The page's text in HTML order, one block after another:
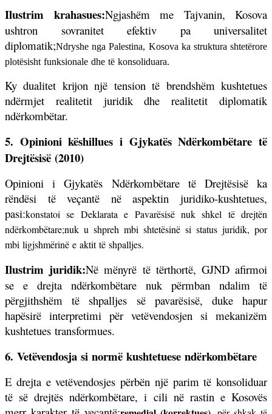
Ilustrim krahasues:Ngjashëm me Tajvanin, Kosova
ushtron sovranitet efektiv pa universalitet
diplomatik;Ndryshe nga Palestina, Kosova ka struktura shtetërore
plotësisht funksionale dhe të konsoliduara.
Ky dualitet krijon një tension të brendshëm kushtetues
ndërmjet realitetit juridik dhe realitetit diplomatik
ndërkombëtar.
5. Opinioni këshillues i Gjykatës Ndërkombëtare të
Drejtësisë (2010)
Opinioni i Gjykatës Ndërkombëtare të Drejtësisë ka
rëndësi të veçantë në aspektin juridiko-kushtetues,
pasi:konstatoi se Deklarata e Pavarësisë nuk shkel të drejtën
ndërkombëtare;nuk u shpreh mbi shtetësinë si status juridik, por
mbi ligjshmërinë e aktit të shpalljes.
Ilustrim juridik:Në mënyrë të tërthortë, GJND afirmoi
se e drejta ndërkombëtare nuk përmban ndalim të
përgjithshëm të shpalljes së pavarësisë, duke hapur
hapësirë interpretimi për vetëvendosjen si mekanizëm
kushtetues transformues.
6. Vetëvendosja si normë kushtetuese ndërkombëtare
E drejta e vetëvendosjes përbën një parim të konsoliduar
të së drejtës ndërkombëtare, i cili në rastin e Kosovës